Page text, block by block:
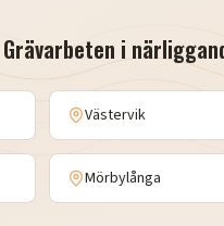
Grävarbeten i
Västervik
Mörbylånga